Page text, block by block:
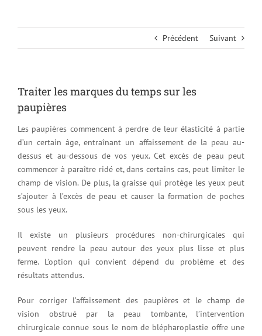
Précédent Suivant
Traiter les marques du temps sur les
paupières
Les paupières commencent à perdre de leur élasticité à partie
d’un certain âge, entraînant un affaissement de la peau au-
dessus et au-dessous de vos yeux. Cet excès de peau peut
commencer à paraître ridé et, dans certains cas, peut limiter le
champ de vision. De plus, la graisse qui protège les yeux peut
s’ajouter à l’excès de peau et causer la formation de poches
sous les yeux.
Il existe un plusieurs procédures non-chirurgicales qui
peuvent rendre la peau autour des yeux plus lisse et plus
ferme. L’option qui convient dépend du problème et des
résultats attendus.
Pour corriger l’affaissement des paupières et le champ de
vision obstrué par la peau tombante, l’intervention
chirurgicale connue sous le nom de blépharoplastie offre une